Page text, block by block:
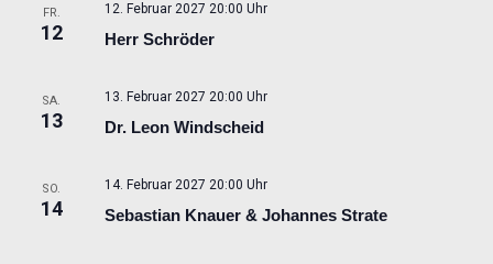
FR.
12 Herr Schröder
12. Februar 2027 20:00 Uhr
SA.
13 Dr. Leon Windscheid
13. Februar 2027 20:00 Uhr
SO.
14 Sebastian Knauer & Johannes Strate
14. Februar 2027 20:00 Uhr